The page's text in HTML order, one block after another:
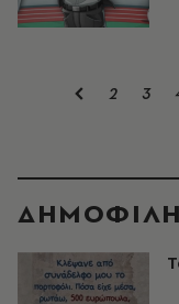
2 3
ΔΗΜΟΦΙΛΗ